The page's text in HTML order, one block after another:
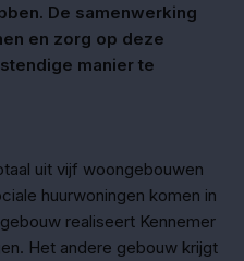
De samenwerking
en zorg op deze
manier te
uit vijf woongebouwen
huurwoningen komen in
realiseert Kennemer
Het andere gebouw krijgt